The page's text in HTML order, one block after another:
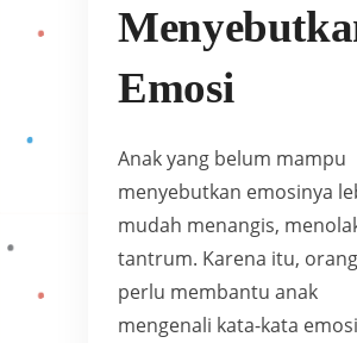
Emosi
Anak yang belum mampu
menyebutkan emosinya
mudah menangis,
tantrum. Karena itu,
perlu membantu anak
mengenali kata-kata